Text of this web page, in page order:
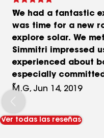
We had a fantastic
was time for a new
explore solar. We
Simmitri impressed
experienced about
especially
solar. The customer
communication
new roof with a
electrical bills.
M.G, Jun 14, 2019
Ver todas las reseñas